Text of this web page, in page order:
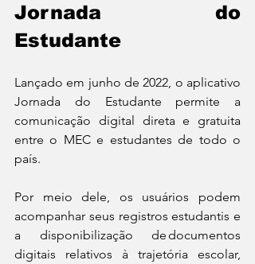
Jornada do
Estudante
Lançado em junho de 2022, o aplicativo
Jornada do Estudante permite a
comunicação digital direta e gratuita
entre o MEC e estudantes de todo o
país.
Por meio dele, os usuários podem
acompanhar seus registros estudantis e
a disponibilização de documentos
digitais relativos à trajetória escolar,